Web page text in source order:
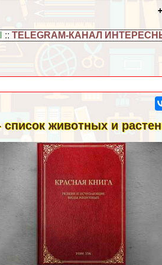
::TELEGRAM-КАНАЛ
животных и